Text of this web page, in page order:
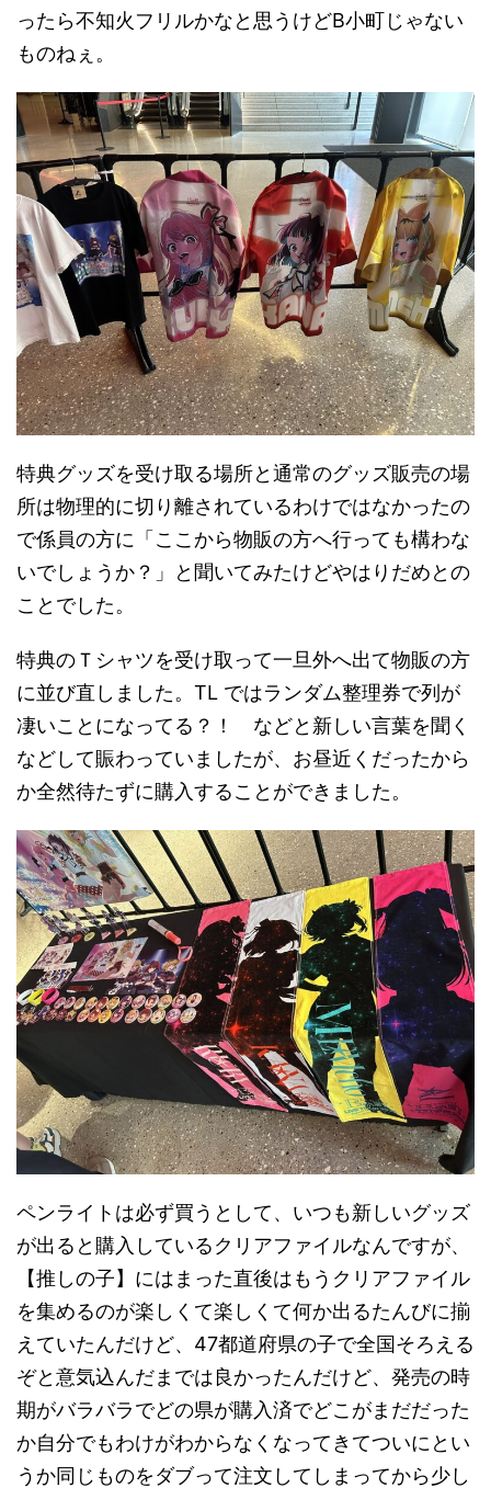
ったら不知火フリルかなと思うけどB小町じゃない
ものねぇ。
特典グッズを受け取る場所と通常のグッズ販売の場
所は物理的に切り離されているわけではなかったの
で係員の方に「ここから物販の方へ行っても構わな
いでしょうか？」と聞いてみたけどやはりだめとの
ことでした。
特典のＴシャツを受け取って一旦外へ出て物販の方
に並び直しました。TL ではランダム整理券で列が
凄いことになってる？！ などと新しい言葉を聞く
などして賑わっていましたが、お昼近くだったから
か全然待たずに購入することができました。
ペンライトは必ず買うとして、いつも新しいグッズ
が出ると購入しているクリアファイルなんですが、
【推しの子】にはまった直後はもうクリアファイル
を集めるのが楽しくて楽しくて何か出るたんびに揃
えていたんだけど、47都道府県の子で全国そろえる
ぞと意気込んだまでは良かったんだけど、発売の時
期がバラバラでどの県が購入済でどこがまだだった
か自分でもわけがわからなくなってきてついにとい
うか同じものをダブって注文してしまってから少し